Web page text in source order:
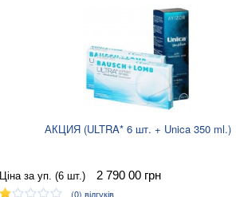
АКЦИЯ (ULTRA* 6 шт. + Unica 350 ml.)
Ціна за уп. (6 шт.) 2 790 00грн
(0) відгуків